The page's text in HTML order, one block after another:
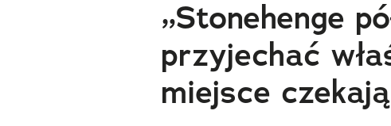
„Stonehenge
przyjechać
miejsce